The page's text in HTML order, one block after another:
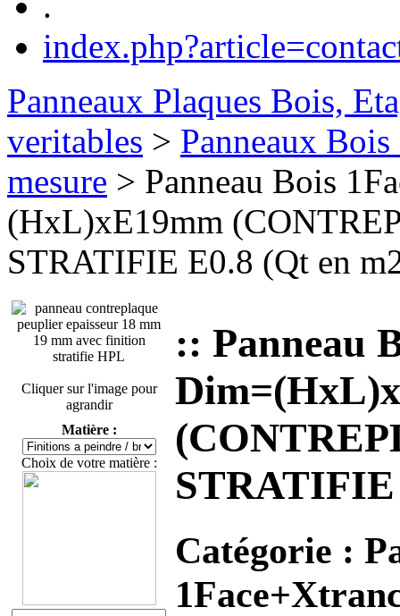
Panneaux Plaques Bois,
veritables > Panneaux
mesure > Panneau Bois
(HxL)xE19mm
STRATIFIE E0.8 (Qt en
Cliquer sur l'image pour
agrandir
Matière :
Choix de votre matière :
:: Panneau
STRATIFIE
Catégorie :